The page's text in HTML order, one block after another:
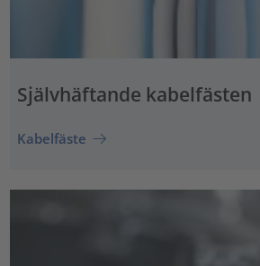
Självhäftande kabelfästen
Kabelfäste